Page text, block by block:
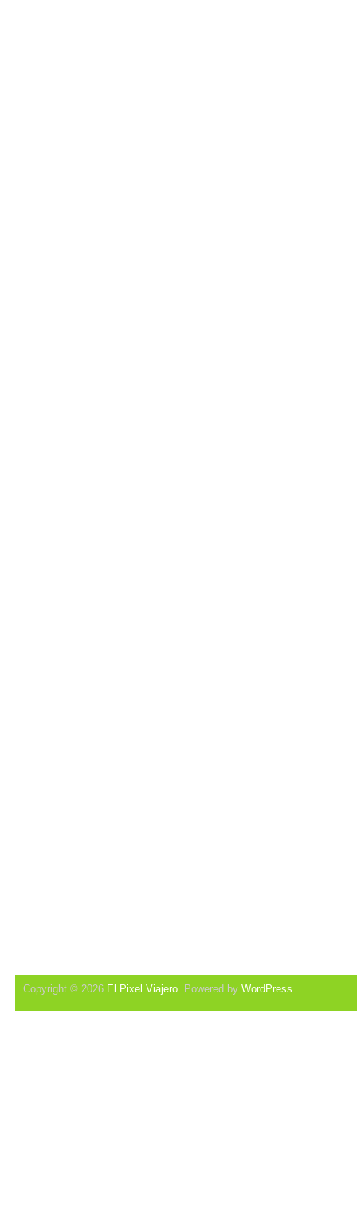
Copyright © 2026 El Pixel Viajero. Powered by WordPress.